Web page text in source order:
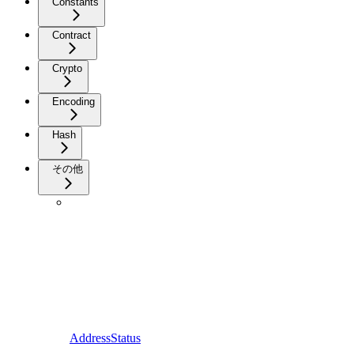
Contract
Crypto
Encoding
Hash
その他
AddressStatus